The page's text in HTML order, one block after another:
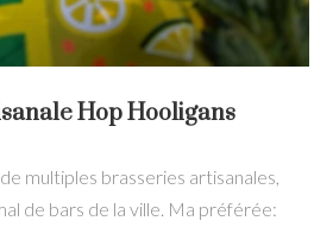
Hop Hooligans
multiples brasseries artisanales,
de bars de la ville. Ma préférée: